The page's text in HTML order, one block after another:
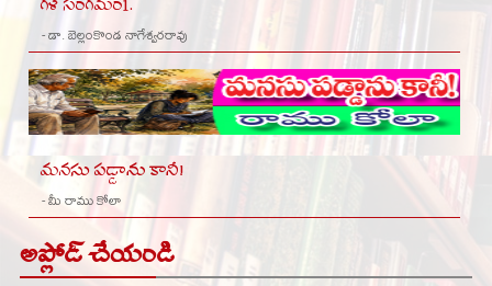
- డా. బెల్లంకొండ నాగేశ్వరరావు
మనసు పడ్డాను కానీ!
- మీ రాము కోలా
అప్లోడ్ చేయండి